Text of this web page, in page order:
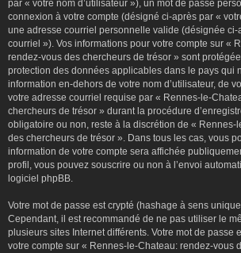
par « votre nom d’utilisateur »), un mot de passe
connexion à votre compte (désigné ci-après par «
une adresse courriel personnelle valide (désignée ci-
courriel »). Vos informations pour votre compte sur «
rendez-vous des chercheurs de trésor » sont
protection des données applicables dans le pays qui
information en-dehors de votre nom d’utilisateur, de
votre adresse courriel requise par « Rennes-le-
chercheurs de trésor » durant la procédure
obligatoire ou non, reste à la discrétion de « Rennes-
des chercheurs de trésor ». Dans tous les cas, vous
information de votre compte sera affichée
profil, vous pouvez souscrire ou non à l’envoi
logiciel phpBB.
Votre mot de passe est crypté (hashage à sens
Cependant, il est recommandé de ne pas utiliser le
plusieurs sites Internet différents. Votre mot de passe
votre compte sur « Rennes-le-Chateau: rendez-vous